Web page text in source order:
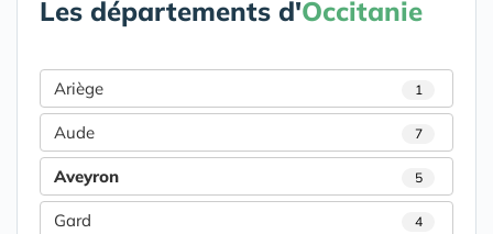
Les départements d'Occitanie
Ariège 1
Aude 7
Aveyron 5
Gard 4